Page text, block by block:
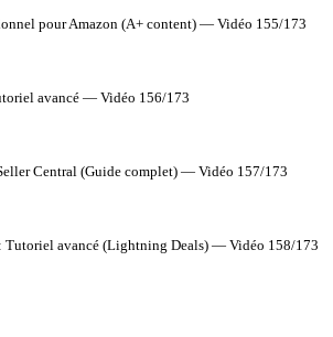
pour Amazon (A+ content) — Vidéo 155/173
avancé — Vidéo 156/173
Central (Guide complet) — Vidéo 157/173
Tutoriel avancé (Lightning Deals) — Vidéo 158/173